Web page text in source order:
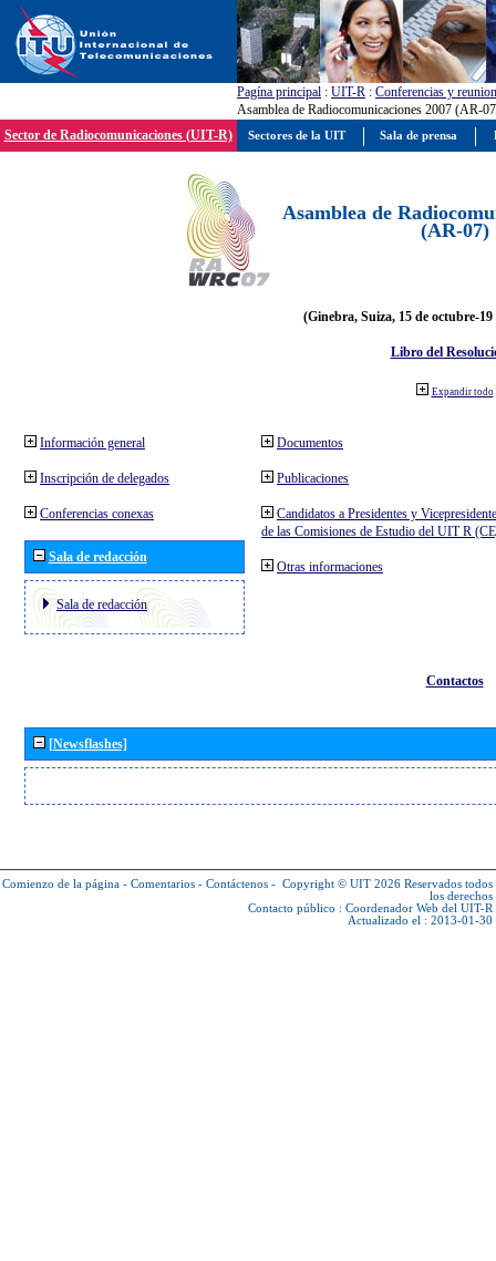
Pagína principal : UIT-R : Conferencias y
Asamblea de Radiocomunicaciones 2007 (AR-
Sector de Radiocomunicaciones (UIT-R)
Asamblea de
(AR-07)
(Ginebra, Suiza, 15 de octubre-19
Libro del
Expandir todo
Información general
Inscripción de delegados
Conferencias conexas
Sala de redacción
Sala de redacción
Documentos
Publicaciones
Candidatos a Presidentes y
de las Comisiones de Estudio del UIT R
Otras informaciones
Contactos
[Newsflashes]
Comienzo de la página - Comentarios - Contáctenos - Copyright © UIT 2026 Reservados todos
los derechos
Contacto público : Coordenador Web del UIT-R
Actualizado el : 2013-01-30
Sectores de la UIT Sala de prensa